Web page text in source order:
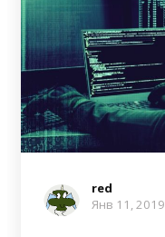
red
Янв 11, 2019